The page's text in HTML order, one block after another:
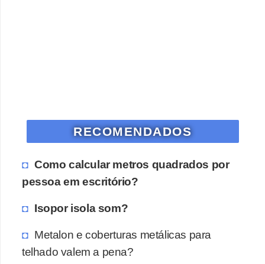
RECOMENDADOS
Como calcular metros quadrados por
pessoa em escritório?
Isopor isola som?
Metalon e coberturas metálicas para
telhado valem a pena?
s
p
a
s
u